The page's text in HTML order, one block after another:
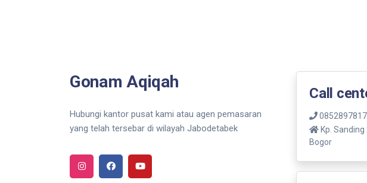
Gonam Aqiqah
Hubungi kantor pusat kami atau agen pemasaran
yang telah tersebar di wilayah Jabodetabek
Call
Kp.
Bogor